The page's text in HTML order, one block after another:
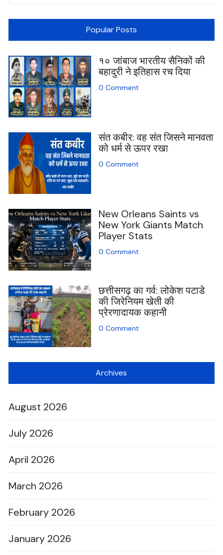
Popular Posts
१० जांबाज भारतीय सैनिकों की
बहादुरी ने इतिहास रच दिया
0 Comment
संत कबीर: वह संत जिसने मानवता
को धर्म से ऊपर रखा
0 Comment
New Orleans Saints vs
New York Giants Match
Player Stats
0 Comment
छत्तीसगढ़ का गर्व: लोकेश पटाडे
की जिरेनियम खेती की
प्रेरणादायक कहानी
0 Comment
Archives
August 2026
July 2026
April 2026
March 2026
February 2026
January 2026